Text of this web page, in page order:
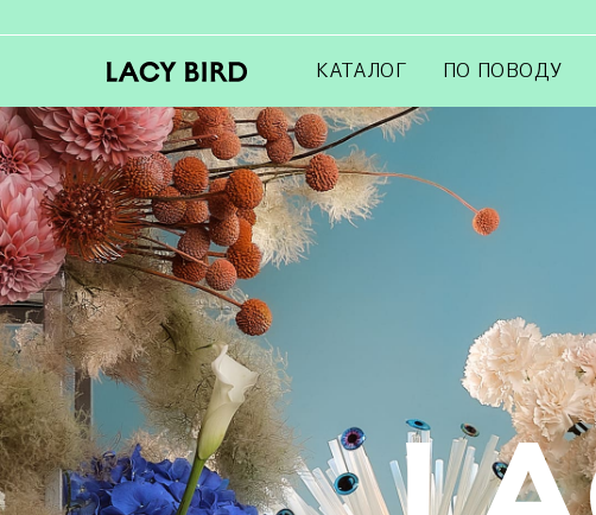
КАТАЛОГ ПО ПОВОДУ